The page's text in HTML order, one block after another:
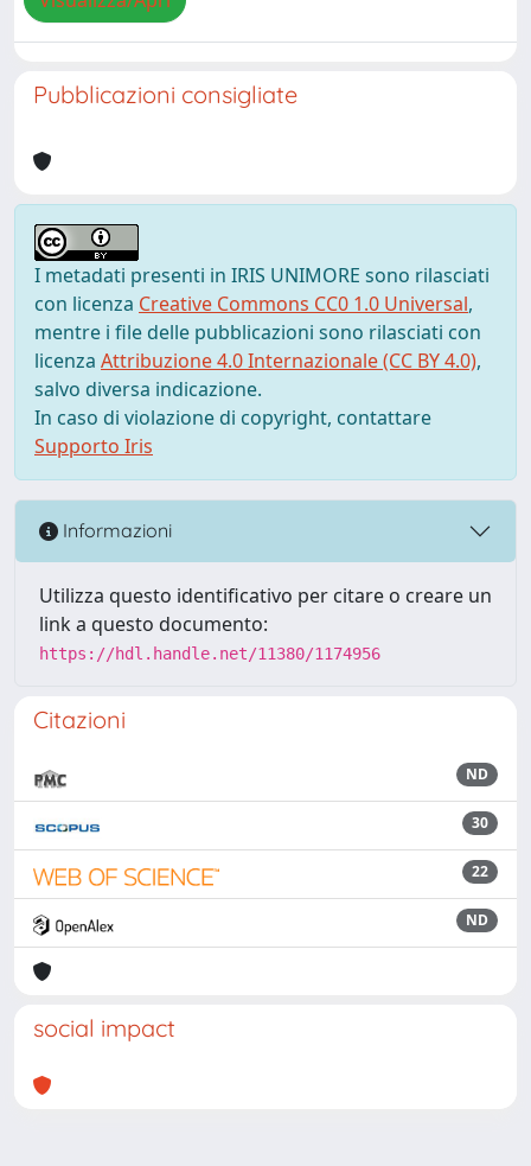
Pubblicazioni consigliate
I metadati presenti in IRIS UNIMORE sono rilasciati
con licenza Creative Commons CC0 1.0 Universal,
mentre i file delle pubblicazioni sono rilasciati con
licenza Attribuzione 4.0 Internazionale (CC BY 4.0),
salvo diversa indicazione.
In caso di violazione di copyright, contattare
Supporto Iris
Informazioni
Utilizza questo identificativo per citare o creare un
link a questo documento:
https://hdl.handle.net/11380/1174956
Citazioni
ND
30
22
ND
social impact